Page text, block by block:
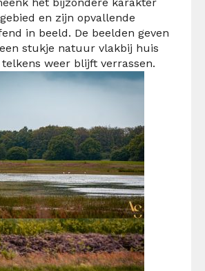
en zijn opvallende
in beeld. De beelden geven
stukje natuur vlakbij huis
weer blijft verrassen.